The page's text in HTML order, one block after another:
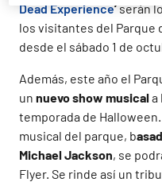
Dead Experience’serán
los visitantes del
desde el sábado 1 de
Además, este año el
un nuevo show musicala
temporada de Halloween.
musical del parque, b
Michael Jackson, se
Flyer. Se rinde así un